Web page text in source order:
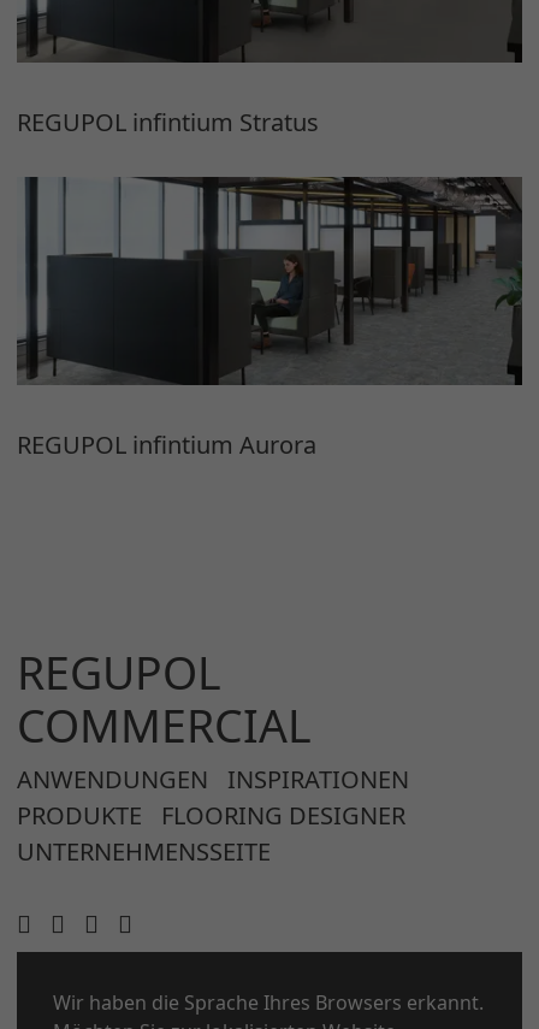
REGUPOL infintium Stratus
REGUPOL infintium Aurora
REGUPOL
COMMERCIAL
ANWENDUNGEN
INSPIRATIONEN
PRODUKTE
FLOORING DESIGNER
UNTERNEHMENSSEITE
Wir haben die Sprache Ihres Browsers erkannt.